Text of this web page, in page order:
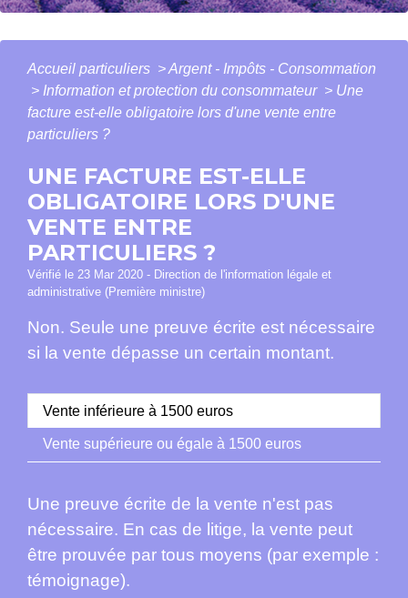
Accueil particuliers >Argent - Impôts - Consommation
> Information et protection du consommateur > Une
facture est-elle obligatoire lors d'une vente entre
particuliers ?
UNE FACTURE EST-ELLE
OBLIGATOIRE LORS D'UNE
VENTE ENTRE
PARTICULIERS ?
Vérifié le 23 Mar 2020 - Direction de l'information légale et
administrative (Première ministre)
Non. Seule une preuve écrite est nécessaire
si la vente dépasse un certain montant.
Vente inférieure à 1500 euros
Vente supérieure ou égale à 1500 euros
Une preuve écrite de la vente n'est pas
nécessaire. En cas de litige, la vente peut
être prouvée par tous moyens (par exemple :
témoignage).